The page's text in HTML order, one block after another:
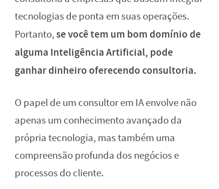
tecnologias de ponta em suas operações.
Portanto,se você tem um bom domínio de
alguma Inteligência Artificial, pode
ganhar dinheiro oferecendo consultoria.
O papel de um consultor em IA envolve não
apenas um conhecimento avançado da
própria tecnologia, mas também uma
compreensão profunda dos negócios e
processos do cliente.